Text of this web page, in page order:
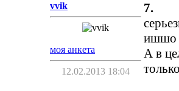
vvik
моя анкета
12.02.2013 18:04
7.
ишшо
А в